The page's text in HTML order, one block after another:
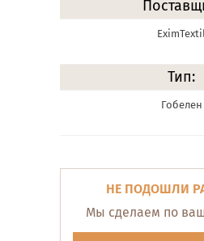
Тип:
Гобелен
НЕ ПОДОШЛИ
Мы сделаем по